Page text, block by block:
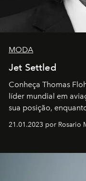
MODA
Jet Settled
Conheça Thomas
líder mundial em
sua posição,
21.01.2023 por Rosario